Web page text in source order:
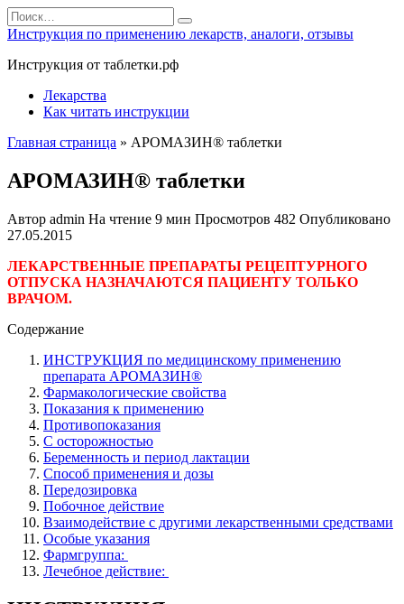
Перейти
к
содержанию
Search
for:
Инструкция по применению лекарств, аналоги, отзывы
Инструкция от таблетки.рф
Лекарства
Как читать инструкции
Главная страница » АРОМАЗИН® таблетки
АРОМАЗИН® таблетки
Автор admin На чтение 9 мин Просмотров 482 Опубликовано
27.05.2015
ЛЕКАРСТВЕННЫЕ ПРЕПАРАТЫ РЕЦЕПТУРНОГО
ОТПУСКА НАЗНАЧАЮТСЯ ПАЦИЕНТУ ТОЛЬКО
ВРАЧОМ.
Содержание
ИНСТРУКЦИЯ по медицинскому применению
препарата АРОМАЗИН®
Фармакологические свойства
Показания к применению
Противопоказания
С осторожностью
Беременность и период лактации
Способ применения и дозы
Передозировка
Побочное действие
Взаимодействие с другими лекарственными средствами
Особые указания
Фармгруппа:
Лечебное действие: